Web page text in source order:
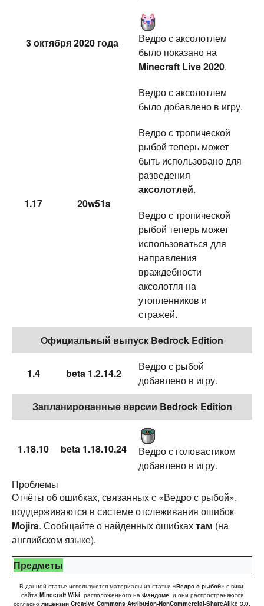
3 октября 2020 года
Ведро с аксолотлем
было показано на
Minecraft Live 2020.
1.17 20w51a
Ведро с аксолотлем
было добавлено в игру.
Ведро с тропической
рыбой теперь может
быть использовано для
разведения
аксолотлей.
Ведро с тропической
рыбой теперь может
использоваться для
направления
враждебности
аксолотля на
утопленников и
стражей.
Официальный выпуск Bedrock Edition
1.4 beta 1.2.14.2
Ведро с рыбой
добавлено в игру.
Запланированные версии Bedrock Edition
1.18.10 beta 1.18.10.24
Ведро с головастиком
добавлено в игру.
Проблемы
Отчёты об ошибках, связанных с «Ведро с рыбой»,
поддерживаются в системе отслеживания ошибок
Mojira. Сообщайте о найденных ошибкахтам (на
английском языке).
Предметы
В данной статье используются материалы из статьи «Ведро с рыбой» с вики-
сайта Minecraft Wiki , расположенного на Фэндоме, и они распространяются
согласно лицензии Creative Commons Attribution-NonCommercial-ShareAlike 3.0